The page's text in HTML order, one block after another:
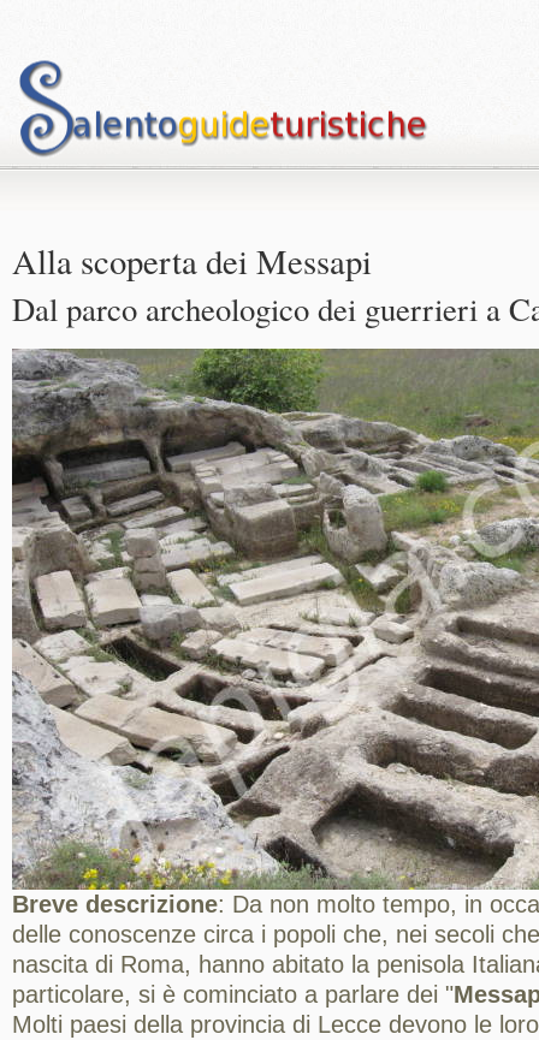
Alla scoperta dei Messapi
Dal parco archeologico dei guerrieri a
Breve descrizione: Da non molto tempo, in
delle conoscenze circa i popoli che, nei secoli
nascita di Roma, hanno abitato la penisola
particolare, si è cominciato a parlare dei "
Molti paesi della provincia di Lecce devono le